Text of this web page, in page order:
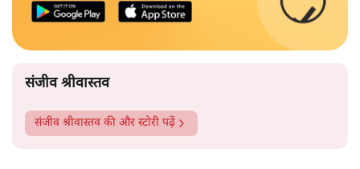
संजीव श्रीवास्तव
संजीव श्रीवास्तव की और स्टोरी पढ़ें